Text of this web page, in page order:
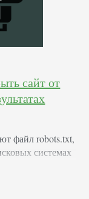
сайт от
файл robots.txt,
системах
и что нужно
в